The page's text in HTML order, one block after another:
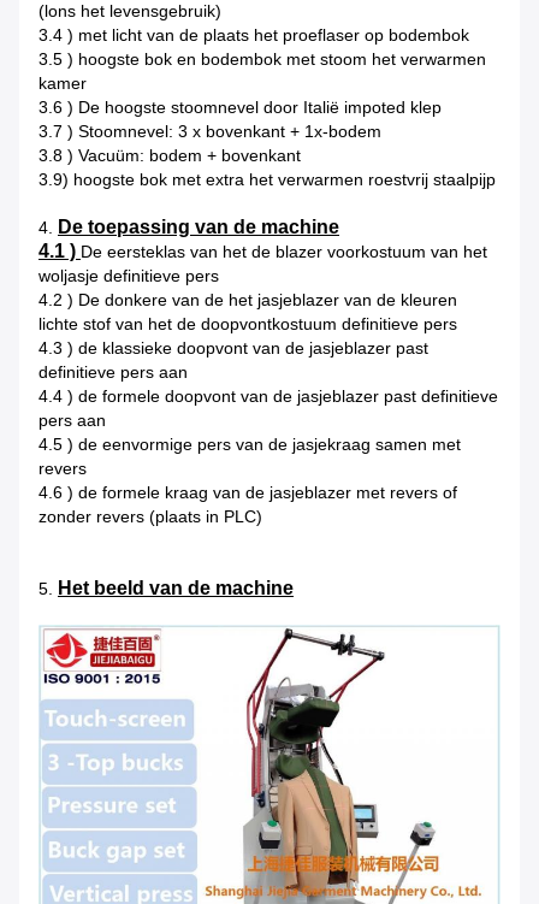
(lons het levensgebruik)
3.4 ) met licht van de plaats het proeflaser op bodembok
3.5 ) hoogste bok en bodembok met stoom het verwarmen
kamer
3.6 ) De hoogste stoomnevel door Italië impoted klep
3.7 ) Stoomnevel: 3 x bovenkant + 1x-bodem
3.8 ) Vacuüm: bodem + bovenkant
3.9) hoogste bok met extra het verwarmen roestvrij staalpijp
4. De toepassing van de machine
4.1 ) De eersteklas van het de blazer voorkostuum van het
woljasje definitieve pers
4.2 ) De donkere van de het jasjeblazer van de kleuren
lichte stof van het de doopvontkostuum definitieve pers
4.3 ) de klassieke doopvont van de jasjeblazer past
definitieve pers aan
4.4 ) de formele doopvont van de jasjeblazer past definitieve
pers aan
4.5 ) de eenvormige pers van de jasjekraag samen met
revers
4.6 ) de formele kraag van de jasjeblazer met revers of
zonder revers (plaats in PLC)
5. Het beeld van de machine